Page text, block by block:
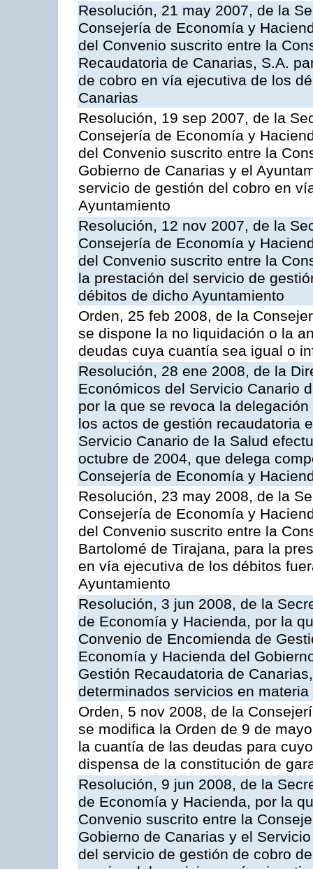
Resolución, 21 may 2007, de la
Consejería de Economía y
del Convenio suscrito entre la
Recaudatoria de Canarias, S.A.
de cobro en vía ejecutiva de los
Canarias
Resolución, 19 sep 2007, de la
Consejería de Economía y
del Convenio suscrito entre la
Gobierno de Canarias y el
servicio de gestión del cobro en
Ayuntamiento
Resolución, 12 nov 2007, de la
Consejería de Economía y
del Convenio suscrito entre la
la prestación del servicio de
débitos de dicho Ayuntamiento
Orden, 25 feb 2008, de la
se dispone la no liquidación o la
deudas cuya cuantía sea igual o
Resolución, 28 ene 2008, de la
Económicos del Servicio Canario
por la que se revoca la
los actos de gestión recaudatoria
Servicio Canario de la Salud
octubre de 2004, que delega
Consejería de Economía y
Resolución, 23 may 2008, de la
Consejería de Economía y
del Convenio suscrito entre la
Bartolomé de Tirajana, para la
en vía ejecutiva de los débitos
Ayuntamiento
Resolución, 3 jun 2008, de la
de Economía y Hacienda, por la
Convenio de Encomienda de
Economía y Hacienda del
Gestión Recaudatoria de
determinados servicios en materia
Orden, 5 nov 2008, de la
se modifica la Orden de 9 de
la cuantía de las deudas para
dispensa de la constitución de
Resolución, 9 jun 2008, de la
de Economía y Hacienda, por la
Convenio suscrito entre la
Gobierno de Canarias y el
del servicio de gestión de cobro